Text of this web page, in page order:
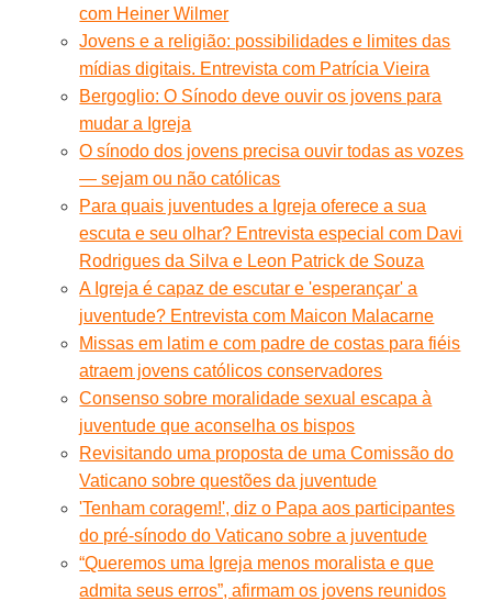
com Heiner Wilmer
Jovens e a religião: possibilidades e limites das
mídias digitais. Entrevista com Patrícia Vieira
Bergoglio: O Sínodo deve ouvir os jovens para
mudar a Igreja
O sínodo dos jovens precisa ouvir todas as vozes
— sejam ou não católicas
Para quais juventudes a Igreja oferece a sua
escuta e seu olhar? Entrevista especial com Davi
Rodrigues da Silva e Leon Patrick de Souza
A Igreja é capaz de escutar e 'esperançar' a
juventude? Entrevista com Maicon Malacarne
Missas em latim e com padre de costas para fiéis
atraem jovens católicos conservadores
Consenso sobre moralidade sexual escapa à
juventude que aconselha os bispos
Revisitando uma proposta de uma Comissão do
Vaticano sobre questões da juventude
'Tenham coragem!', diz o Papa aos participantes
do pré-sínodo do Vaticano sobre a juventude
“Queremos uma Igreja menos moralista e que
admita seus erros”, afirmam os jovens reunidos